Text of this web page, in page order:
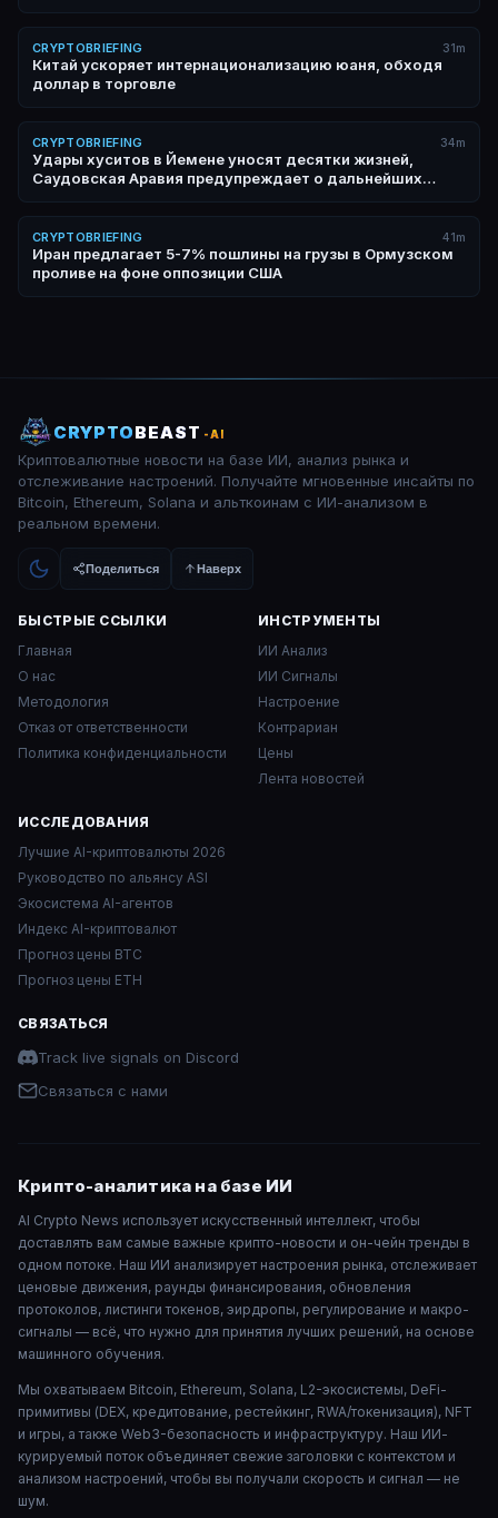
CRYPTOBRIEFING 31m
Китай ускоряет интернационализацию юаня, обходя
доллар в торговле
CRYPTOBRIEFING 34m
Удары хуситов в Йемене уносят десятки жизней,
Саудовская Аравия предупреждает о дальнейших
CRYPTOBRIEFING 41m
Иран предлагает 5-7% пошлины на грузы в Ормузском
проливе на фоне оппозиции США
CRYPTOBEAST -AI
Криптовалютные новости на базе ИИ, анализ рынка и
отслеживание настроений. Получайте мгновенные инсайты по
Bitcoin, Ethereum, Solana и альткоинам с ИИ-анализом в
реальном времени.
Поделиться Наверх
БЫСТРЫЕ ССЫЛКИ
Главная
О нас
Методология
Отказ от ответственности
Политика конфиденциальности
ИНСТРУМЕНТЫ
ИИ Анализ
ИИ Сигналы
Настроение
Контрариан
Цены
Лента новостей
ИССЛЕДОВАНИЯ
Лучшие AI-криптовалюты 2026
Руководство по альянсу ASI
Экосистема AI-агентов
Индекс AI-криптовалют
Прогноз цены BTC
Прогноз цены ETH
СВЯЗАТЬСЯ
Track live signals on Discord
Связаться с нами
Крипто-аналитика на базе ИИ
AI Crypto News использует искусственный интеллект, чтобы
доставлять вам самые важные крипто-новости и он-чейн тренды в
одном потоке. Наш ИИ анализирует настроения рынка, отслеживает
ценовые движения, раунды финансирования, обновления
протоколов, листинги токенов, эирдропы, регулирование и макро-
сигналы — всё, что нужно для принятия лучших решений, на основе
машинного обучения.
Мы охватываем Bitcoin, Ethereum, Solana, L2-экосистемы, DeFi-
примитивы (DEX, кредитование, рестейкинг, RWA/токенизация), NFT
и игры, а также Web3-безопасность и инфраструктуру. Наш ИИ-
курируемый поток объединяет свежие заголовки с контекстом и
анализом настроений, чтобы вы получали скорость и сигнал — не
шум.